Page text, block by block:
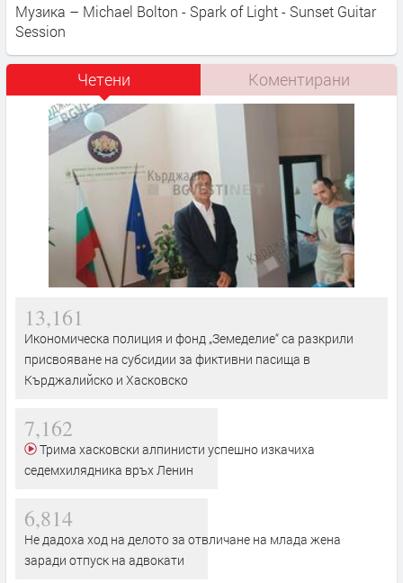
Музика – Michael Bolton - Spark of Light - Sunset Guitar
Session
Четени Коментирани
13,161
Икономическа полиция и фонд „Земеделие“ са разкрили
присвояване на субсидии за фиктивни пасища в
Кърджалийско и Хасковско
7,162
седемхилядника връх Ленин
6,814
Не дадоха ход на делото за отвличане на млада жена
заради отпуск на адвокати